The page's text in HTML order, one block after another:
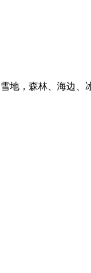
，森林、海边